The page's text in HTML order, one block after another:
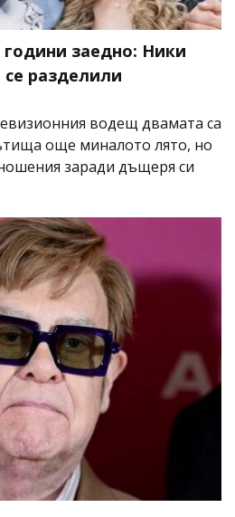
заедно: Ники
разделили
водещ двамата са
още миналото лято, но
заради дъщеря си